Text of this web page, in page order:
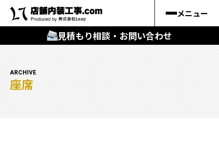
メニュー
見積もり相談・お問い合わせ
ARCHIVE
座席